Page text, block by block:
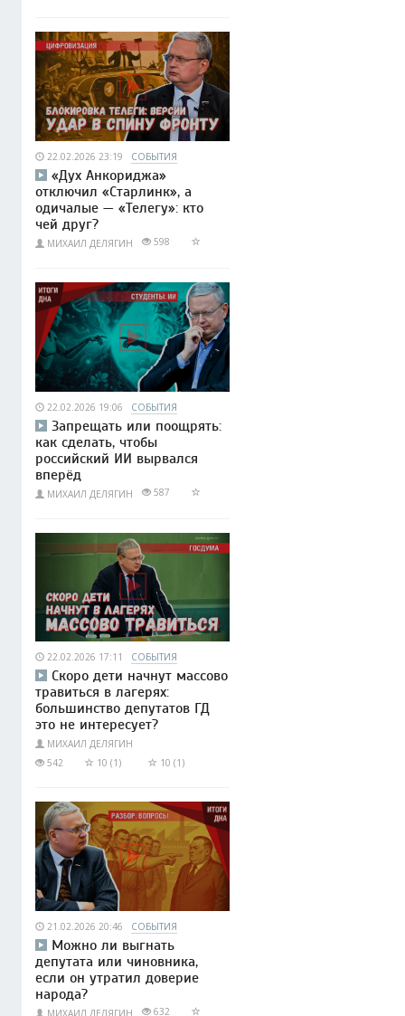
22.02.2026 23:19 СОБЫТИЯ
«Дух Анкориджа»
отключил «Старлинк», а
одичалые — «Телегу»: кто
чей друг?
МИХАИЛ ДЕЛЯГИН 598
22.02.2026 19:06 СОБЫТИЯ
Запрещать или поощрять:
как сделать, чтобы
российский ИИ вырвался
вперёд
МИХАИЛ ДЕЛЯГИН 587
22.02.2026 17:11 СОБЫТИЯ
Скоро дети начнут массово
травиться в лагерях:
большинство депутатов ГД
это не интересует?
МИХАИЛ ДЕЛЯГИН
542
10 (1) 10 (1)
21.02.2026 20:46 СОБЫТИЯ
Можно ли выгнать
депутата или чиновника,
если он утратил доверие
народа?
МИХАИЛ ДЕЛЯГИН 632